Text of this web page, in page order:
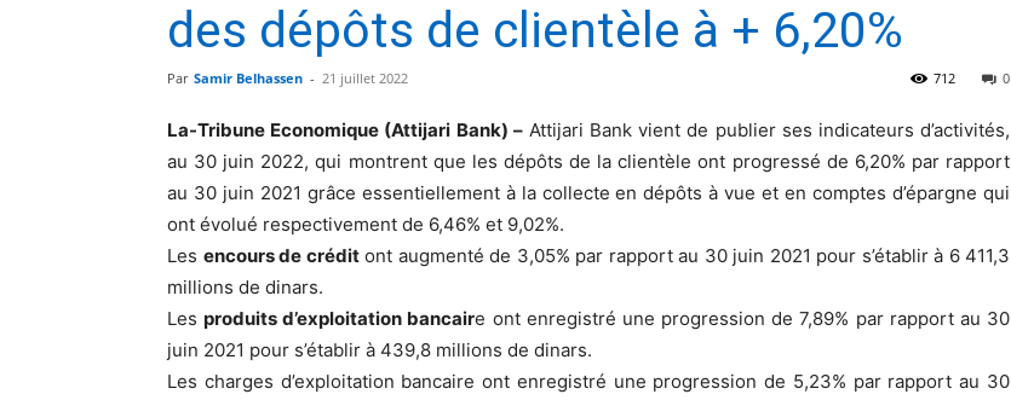
des dépôts de clientèle à + 6,20%
Par Samir Belhassen - 21 juillet 2022 0
712
La-Tribune Economique (Attijari Bank) –Attijari Bank vient de publier ses indicateurs d’activités,
au 30 juin 2022, qui montrent que les dépôts de la clientèle ont progressé de 6,20% par rapport
au 30 juin 2021 grâce essentiellement à la collecte en dépôts à vue et en comptes d’épargne qui
ont évolué respectivement de 6,46% et 9,02%.
Les encours de créditont augmenté de 3,05% par rapport au 30 juin 2021 pour s’établir à 6 411,3
millions de dinars.
Lesproduits d’exploitation bancaire ont enregistré une progression de 7,89% par rapport au 30
juin 2021 pour s’établir à 439,8 millions de dinars.
Les charges d’exploitation bancaire ont enregistré une progression de 5,23% par rapport au 30